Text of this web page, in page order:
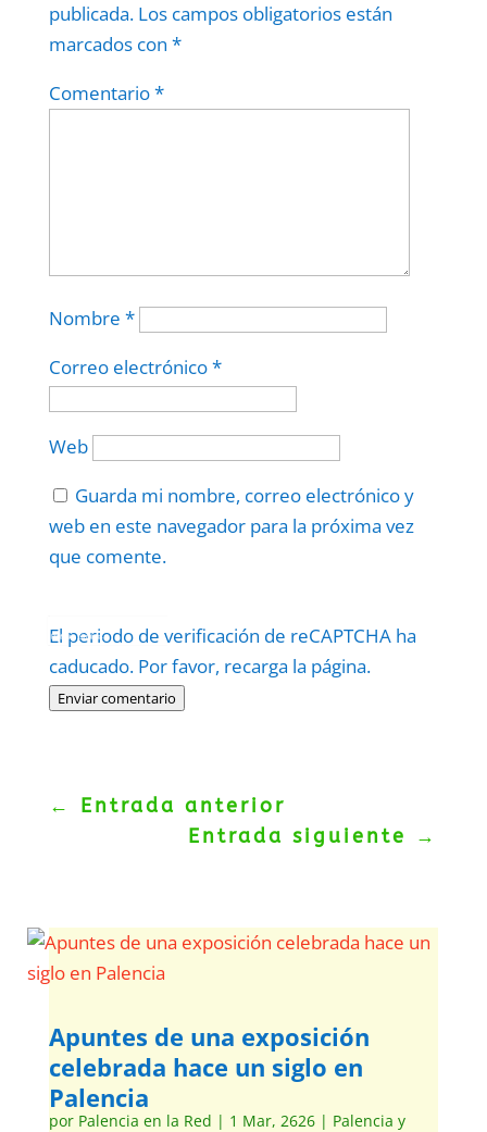
publicada. Los campos obligatorios están
marcados con *
Comentario*
Nombre *
Correo electrónico*
Web
Guarda mi nombre, correo electrónico y
web en este navegador para la próxima vez
que comente.
El periodo de verificación de reCAPTCHA ha
caducado. Por favor, recarga la página.
Enviar comentario
Politica–Términos.
← Entrada anterior
Entrada siguiente
→
Apuntes de una exposición
celebrada hace un siglo en
Palencia
por Palencia en la Red | 1 Mar, 2626| Palencia y